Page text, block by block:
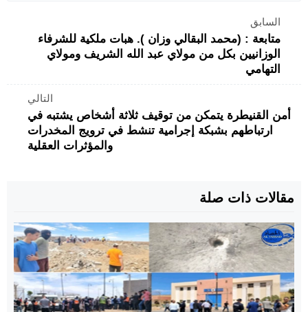
السابق
متابعة : (محمد البقالي وزان ). هبات ملكية للشرفاء
الوزانيين بكل من مولاي عبد الله الشريف ومولاي
التهامي
التالي
أمن القنيطرة يتمكن من توقيف ثلاثة أشخاص يشتبه في
ارتباطهم بشبكة إجرامية تنشط في ترويج المخدرات
والمؤثرات العقلية
مقالات ذات صلة